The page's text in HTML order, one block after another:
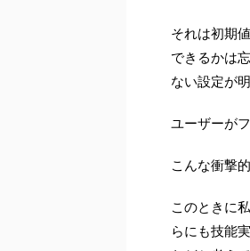
それは初期
できるかは
ない設定が
ユーザーが
こんな衝撃
このときに
らにも技能